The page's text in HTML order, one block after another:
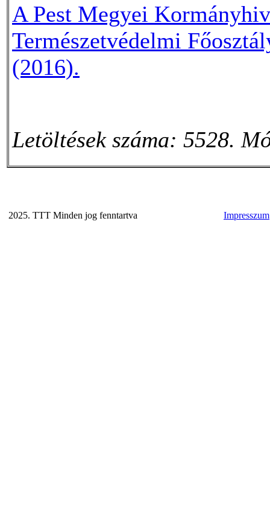
A Pest Megyei
Természetvédelmi
(2016).
Letöltések száma: 5528.
2025. TTT Minden jog fenntartva Impresszum